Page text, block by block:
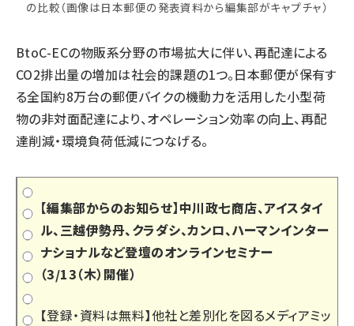
の比較（画像は日本郵便の発表資料から編集部がキャプチャ）
BtoC-ECの物販系分野の市場拡大に伴い、再配達による
CO2排出量の増加は社会的課題の1つ。日本郵便が保有す
る全国約8万台の郵便バイクの機動力を活用した小型荷
物の非対面配達により、オペレーション効率の向上、再配
達削減・環境負荷低減につなげる。
【編集部からのお知らせ】中川政七商店、アイスタイ
ル、三越伊勢丹、クラダシ、カンロ、ハーマンインター
ナショナルなど登壇のオンラインセミナー
（3/13（木）開催）
【登録・資料は無料】他社と差別化を図るメディアミッ